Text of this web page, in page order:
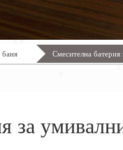
баня Смесителна
за